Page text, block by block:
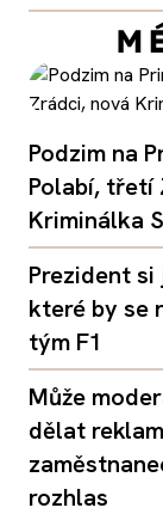
Podzim na
Polabí, třetí
Kriminálka
Prezident
které by se
tým F1
Může
dělat
rozhlas